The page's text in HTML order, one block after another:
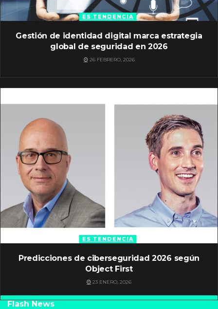
ES TENDENCIA
Gestión de identidad digital marca estrategia
global de seguridad en 2026
26 FEBRERO, 2026
ES TENDENCIA
Predicciones de ciberseguridad 2026 según
Object First
23 ENERO, 2026
Flash News